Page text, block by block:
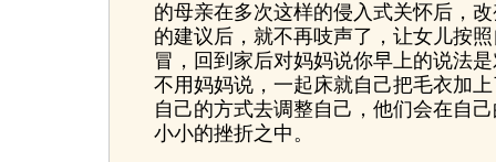
的母亲在多次这样的侵入式关怀后，
的建议后，就不再吱声了，让女儿按
冒，回到家后对妈妈说你早上的说法
不用妈妈说，一起床就自己把毛衣加
自己的方式去调整自己，他们会在自
小小的挫折之中。